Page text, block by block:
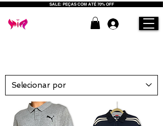
SALE: PEÇAS COM ATÉ 70% OFF